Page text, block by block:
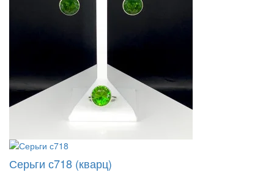
Серьги с718 (кварц)